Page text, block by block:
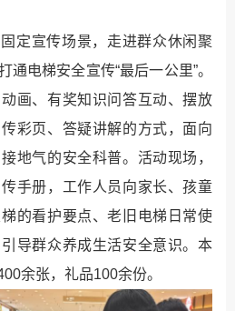
定宣传场景，走进群众休闲聚
电梯安全宣传“最后一公里”。
画、有奖知识问答互动、摆放
彩页、答疑讲解的方式，面向
地气的安全科普。活动现场，
手册，工作人员向家长、孩童
的看护要点、老旧电梯日常使
导群众养成生活安全意识。本
余张，礼品100余份。